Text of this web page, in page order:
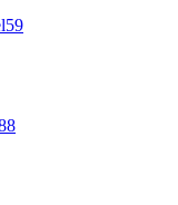
59